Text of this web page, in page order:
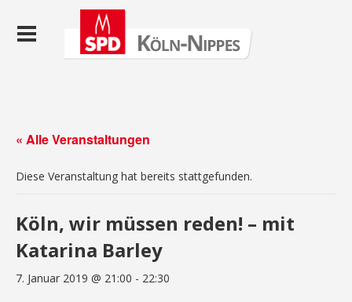
« Alle Veranstaltungen
Diese Veranstaltung hat bereits stattgefunden.
Köln, wir müssen reden! – mit
Katarina Barley
7. Januar 2019 @ 21:00 - 22:30